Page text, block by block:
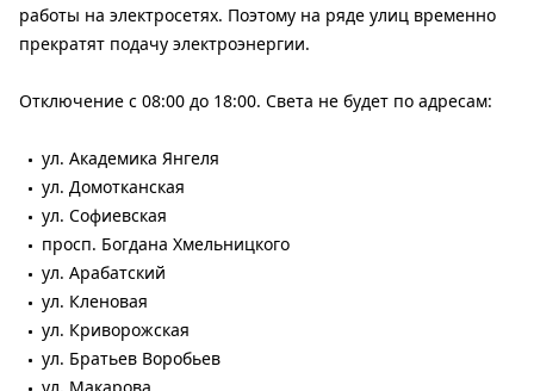
работы на электросетях. Поэтому на ряде улиц временно
прекратят подачу электроэнергии.
Отключение с 08:00 до 18:00. Света не будет по адресам:
ул. Академика Янгеля
ул. Домотканская
ул. Софиевская
просп. Богдана Хмельницкого
ул. Арабатский
ул. Кленовая
ул. Криворожская
ул. Братьев Воробьев